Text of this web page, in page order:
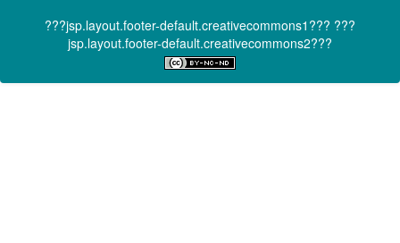
???jsp.layout.footer-default.creativecommons1??? ???
jsp.layout.footer-default.creativecommons2???